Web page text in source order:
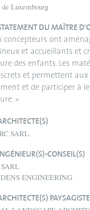
Luxembourg
DU MAÎTRE
concepteurs ont
et accueillants et
des enfants. Les
et permettent aux
et de participer à
»
SARL.
CONSEIL(S)
ENGINEERING